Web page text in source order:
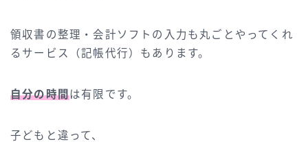
領収書の整理・会計ソフトの入力も丸ごとやってくれ
るサービス（記帳代行）もあります。
自分の時間は有限です。
子どもと違って、